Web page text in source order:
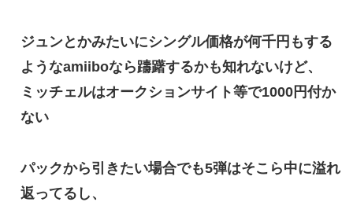
ジュンとかみたいにシングル価格が何千円もする
ようなamiiboなら躊躇するかも知れないけど、
ミッチェルはオークションサイト等で1000円付か
ない
パックから引きたい場合でも5弾はそこら中に溢れ
返ってるし、